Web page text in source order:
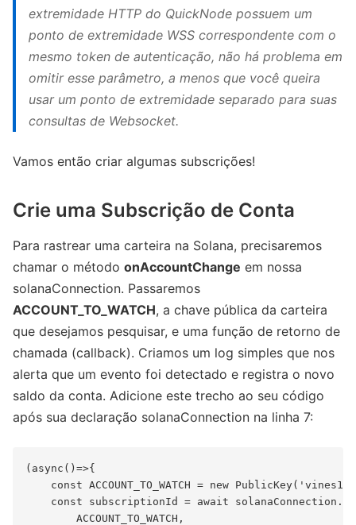
extremidade HTTP do QuickNode possuem um
ponto de extremidade WSS correspondente com o
mesmo token de autenticação, não há problema em
omitir esse parâmetro, a menos que você queira
usar um ponto de extremidade separado para suas
consultas de Websocket.
Vamos então criar algumas subscrições!
Crie uma Subscrição de Conta
Para rastrear uma carteira na Solana, precisaremos
chamar o método onAccountChange em nossa
solanaConnection. Passaremos
ACCOUNT_TO_WATCH, a chave pública da carteira
que desejamos pesquisar, e uma função de retorno de
chamada (callback). Criamos um log simples que nos
alerta que um evento foi detectado e registra o novo
saldo da conta. Adicione este trecho ao seu código
após sua declaração solanaConnection na linha 7:
(async()=>{
const ACCOUNT_TO_WATCH = new
const subscriptionId = await
        ACCOUNT_TO_WATCH,